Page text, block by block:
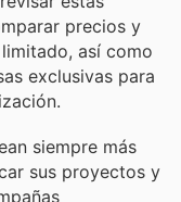
precios y
así como
exclusivas para
siempre más
sus proyectos y